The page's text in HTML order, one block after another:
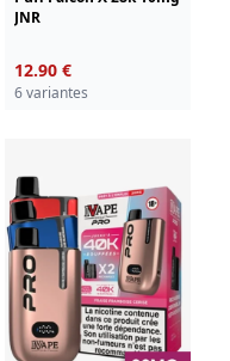
JNR
12.90 €
6 variantes